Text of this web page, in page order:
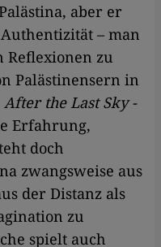
aber er
– man
Reflexionen zu
Palästinensern in
After the Last Sky -
Erfahrung,
doch
zwangsweise aus
der Distanz als
zu
spielt auch